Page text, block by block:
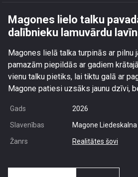
Magones lielo talku
dalībnieku lamuvārdu
Magones lielā talka turpinās ar pilnu
pamazām piepildās ar gadiem
vienu talku pietiks, lai tiktu galā ar
Magone patiesi uzsāks jaunu dzīvi,
Gads 2026
Slavenības Magone Liedeskalna
Žanrs Realitātes šovi